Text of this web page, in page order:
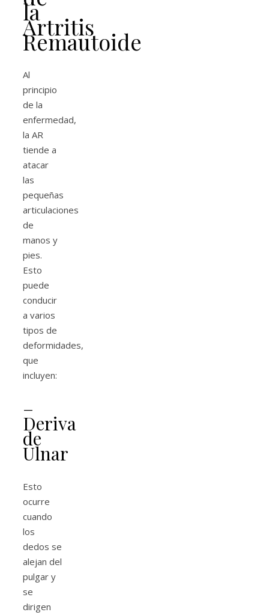
la
Artritis
Remautoide
Al
principio
de la
enfermedad,
la AR
tiende a
atacar
las
pequeñas
articulaciones
de
manos y
pies.
Esto
puede
conducir
a varios
tipos de
deformidades,
que
incluyen:
–
Deriva
de
Ulnar
Esto
ocurre
cuando
los
dedos se
alejan del
pulgar y
se
dirigen